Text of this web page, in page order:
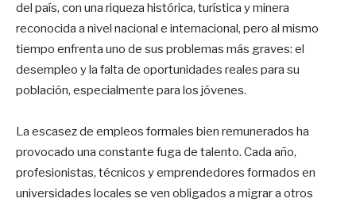
del país, con una riqueza histórica, turística y minera
reconocida a nivel nacional e internacional, pero al mismo
tiempo enfrenta uno de sus problemas más graves: el
desempleo y la falta de oportunidades reales para su
población, especialmente para los jóvenes.
La escasez de empleos formales bien remunerados ha
provocado una constante fuga de talento. Cada año,
profesionistas, técnicos y emprendedores formados en
universidades locales se ven obligados a migrar a otros